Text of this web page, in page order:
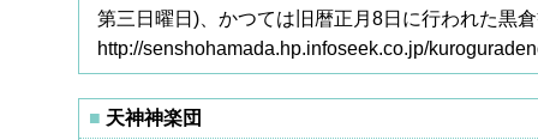
第三日曜日)、かつては旧暦正月8日に行われた黒
http://senshohamada.hp.infoseek.co.jp/
天神神楽団